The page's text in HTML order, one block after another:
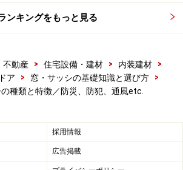
ンキングをもっと見る
不動産 > 住宅設備・建材 > 内装建材
>
ア
> 窓・サッシの基礎知識と選び方
>
種類と特徴／防災、防犯、通風etc.
採用情報
広告掲載